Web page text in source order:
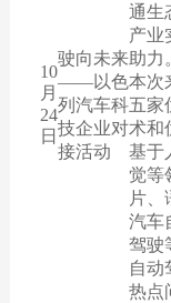
10
月
24
日
驶向未来
——以色
列汽车科
技企业对
接活动
通生
产业
助力
本次
五家
术和
基于
觉等
片、
汽车
驾驶
自动
热点